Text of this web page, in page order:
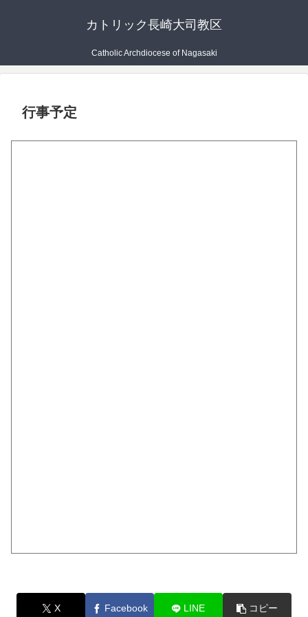
カトリック長崎大司教区
Catholic Archdiocese of Nagasaki
行事予定
X Facebook LINE コピー